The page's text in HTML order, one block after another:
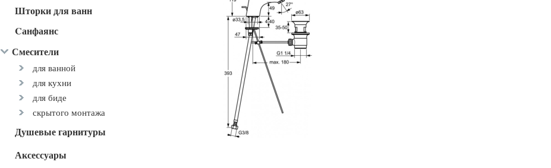
Шторки для ванн
Cанфаянс
Смесители
для ванной
для кухни
для биде
скрытого монтажа
Душевые гарнитуры
Аксессуары